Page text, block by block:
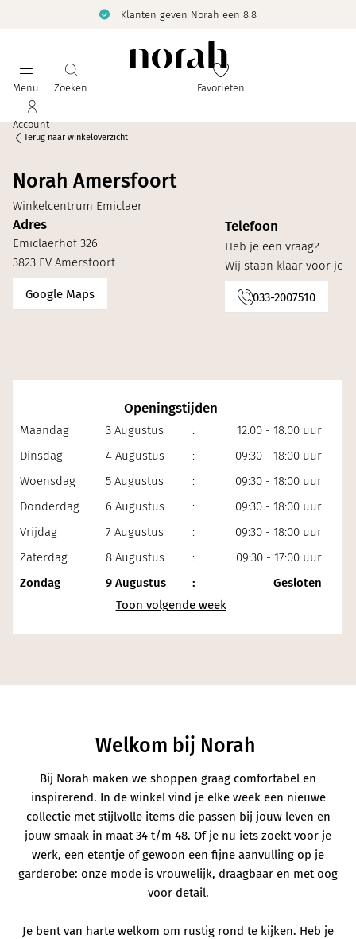
Klanten geven Norah een 8.8
Menu Zoeken Favorieten
Account
Terug naar winkeloverzicht
Norah Amersfoort
Winkelcentrum Emiclaer
Adres
Emiclaerhof 326
3823 EV Amersfoort
Google Maps
Telefoon
Heb je een vraag?
Wij staan klaar voor je
033-2007510
Openingstijden
Maandag 3 Augustus :
12:00 - 18:00 uur
Dinsdag
4 Augustus :
09:30 - 18:00 uur
Woensdag
5 Augustus :
09:30 - 18:00 uur
Donderdag
6 Augustus :
09:30 - 18:00 uur
Vrijdag
7 Augustus :
09:30 - 18:00 uur
Zaterdag
8 Augustus :
09:30 - 17:00 uur
Zondag
9 Augustus : Gesloten
Welkom bij Norah
Bij Norah maken we shoppen graag comfortabel en
inspirerend. In de winkel vind je elke week een nieuwe
collectie met stijlvolle items die passen bij jouw leven en
jouw smaak in maat 34 t/m 48. Of je nu iets zoekt voor je
werk, een etentje of gewoon een fijne aanvulling op je
garderobe: onze mode is vrouwelijk, draagbaar en met oog
voor detail.
Je bent van harte welkom om rustig rond te kijken. Heb je